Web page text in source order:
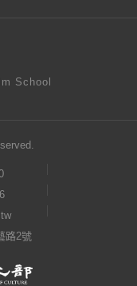
School
路2號